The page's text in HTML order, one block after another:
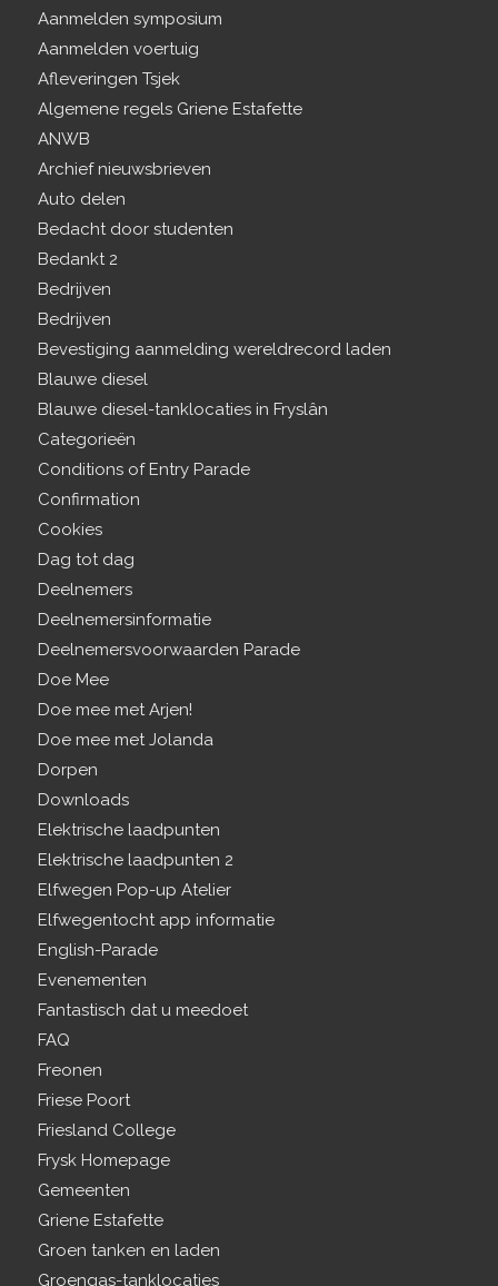
Aanmelden symposium
Aanmelden voertuig
Afleveringen Tsjek
Algemene regels Griene Estafette
ANWB
Archief nieuwsbrieven
Auto delen
Bedacht door studenten
Bedankt 2
Bedrijven
Bedrijven
Bevestiging aanmelding wereldrecord laden
Blauwe diesel
Blauwe diesel-tanklocaties in Fryslân
Categorieën
Conditions of Entry Parade
Confirmation
Cookies
Dag tot dag
Deelnemers
Deelnemersinformatie
Deelnemersvoorwaarden Parade
Doe Mee
Doe mee met Arjen!
Doe mee met Jolanda
Dorpen
Downloads
Elektrische laadpunten
Elektrische laadpunten 2
Elfwegen Pop-up Atelier
Elfwegentocht app informatie
English-Parade
Evenementen
Fantastisch dat u meedoet
FAQ
Freonen
Friese Poort
Friesland College
Frysk Homepage
Gemeenten
Griene Estafette
Groen tanken en laden
Groengas-tanklocaties